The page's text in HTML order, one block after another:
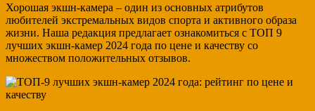
Хорошая экшн-камера – один из основных атрибутов
любителей экстремальных видов спорта и активного образа
жизни. Наша редакция предлагает ознакомиться с ТОП 9
лучших экшн-камер 2024 года по цене и качеству со
множеством положительных отзывов.